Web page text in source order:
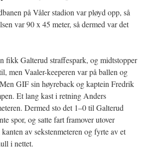
på Våler stadion var pløyd opp, så
var 90 x 45 meter, så dermed var det
fikk Galterud straffespark, og midtstopper
men Vaaler-keeperen var på ballen og
GIF sin høyreback og kaptein Fredrik
Et lang kast i retning Anders
Dermed sto det 1–0 til Galterud
spor, og satte fart framover utover
av sekstenmeteren og fyrte av et
i nettet.